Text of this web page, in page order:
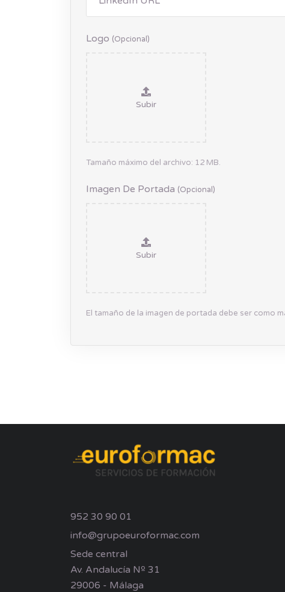
Logo (opcional)
Subir
Tamaño máximo del archivo: 12 MB.
Imagen De Portada (opcional)
Subir
El tamaño de la imagen de portada debe ser como
952 30 90 01
info@grupoeuroformac.com
Sede central
Av. Andalucía Nº 31
29006 - Málaga